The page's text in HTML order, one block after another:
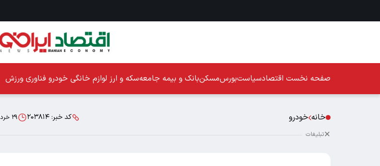
صفحه نخست اقتصادسیاستبورسمسکنبانک و بیمه جامعهسکه و ارز لوازم خانگی خودرو فناوری ورزش
خانه خودرو کد خبر: ۲۰۳۸۱۴ ۲۹ خرداد ۱۴۰۵ ۲۱:۰۳
تبلیغات